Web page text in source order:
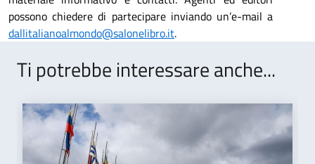
possono chiedere di partecipare inviando un’e-mail a
dallitalianoalmondo@salonelibro.it.
Ti potrebbe interessare anche...